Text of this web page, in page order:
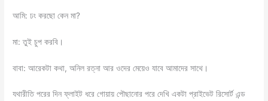
আমি: ঢং করছো কেন মা?
মা: তুই চুপ করবি।
বাবা: আরেকটা কথা, অনিল রত্না আর ওদের মেয়েও যাবে আমাদের সাথে।
যথারীতি পরের দিন ফ্লাইট ধরে গোয়ায় পৌছানোর পরে দেখি একটা প্রাইভেট রিসোর্ট এন্ড